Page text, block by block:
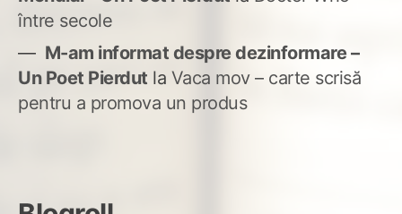
între secole
M-am informat despre dezinformare –
Un Poet Pierdut la Vaca mov – carte scrisă
pentru a promova un produs